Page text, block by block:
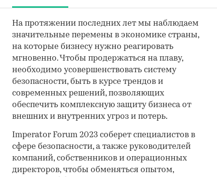
На протяжении последних лет мы наблюдаем
значительные перемены в экономике страны,
на которые бизнесу нужно реагировать
мгновенно. Чтобы продержаться на плаву,
необходимо усовершенствовать систему
безопасности, быть в курсе трендов и
современных решений, позволяющих
обеспечить комплексную защиту бизнеса от
внешних и внутренних угроз и потерь.
Imperator Forum 2023 соберет специалистов в
сфере безопасности, а также руководителей
компаний, собственников и операционных
директоров, чтобы обменяться опытом,